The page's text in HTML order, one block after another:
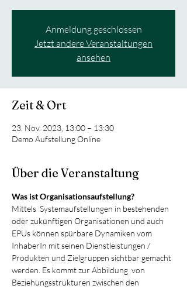
Anmeldung geschlossen
Jetzt andere Veranstaltungen
ansehen
Zeit & Ort
23. Nov. 2023, 13:00 – 13:30
Demo Aufstellung Online
Über die Veranstaltung
Was ist Organisationsaufstellung?
Mittels  Systemaufstellungen in bestehenden
oder zukünftigen Organisationen und auch
EPUs können spürbare Dynamiken vom
InhaberIn mit seinen Dienstleistungen /
Produkten und Zielgruppen sichtbar gemacht
werden. Es kommt zur Abbildung  von
Beziehungsstrukturen zwischen den